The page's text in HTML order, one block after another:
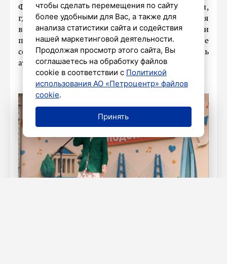
Фестиваль молодой семьи стал пространством,
где родители и дети могут провести время
вместе, принять участие в творческих и
познавательных активностях, найти новые
семейные увлечения и почувствовать
атмосферу единства и взаимной поддержки.
чтобы сделать перемещения по сайту
более удобными для Вас, а также для
анализа статистики сайта и содействия
нашей маркетинговой деятельности.
Продолжая просмотр этого сайта, Вы
соглашаетесь на обработку файлов
cookie в соответствии с Политикой
использования АО «Петроцентр» файлов
cookie.
Принять